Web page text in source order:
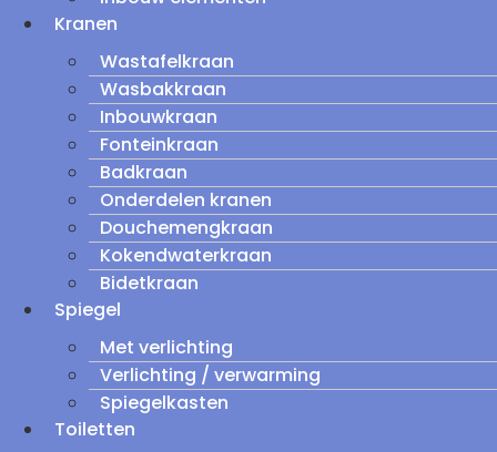
Kranen
Wastafelkraan
Wasbakkraan
Inbouwkraan
Fonteinkraan
Badkraan
Onderdelen kranen
Douchemengkraan
Kokendwaterkraan
Bidetkraan
Spiegel
Met verlichting
Verlichting / verwarming
Spiegelkasten
Toiletten